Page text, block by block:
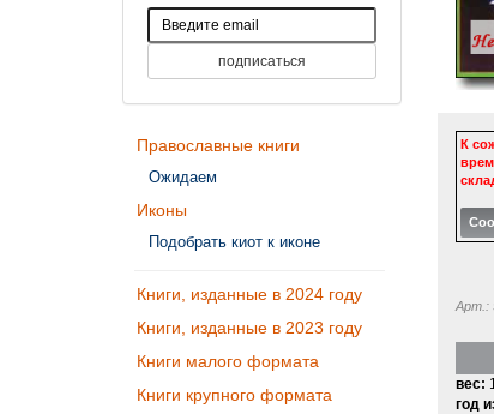
Православные книги
Ожидаем
Иконы
Подобрать киот к иконе
Книги, изданные в 2024 году
Книги, изданные в 2023 году
Книги малого формата
Книги крупного формата
К
Арт.:
вес:
год